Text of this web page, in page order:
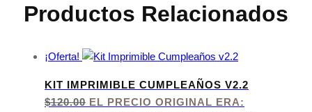
Productos Relacionados
¡Oferta!
KIT IMPRIMIBLE CUMPLEAÑOS V2.2
$120.00 EL PRECIO ORIGINAL ERA: